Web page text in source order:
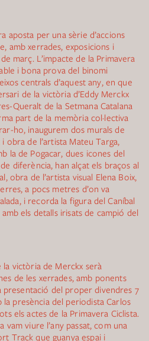
aposta per una sèrie d’accions
amb xerrades, exposicions i
març. L’impacte de la Primavera
i bona prova del binomi
centrals d’aquest any, en que
de la victòria d’Eddy Merckx
Queralt de la Setmana Catalana
part de la memòria col·lectiva
ho, inaugurem dos murals de
obra de l’artista Mateu Targa,
la de Pogacar, dues icones del
diferència, han alçat els braços al
obra de l’artista visual Elena Boix,
a pocs metres d’on va
i recorda la figura del Caníbal
els detalls irisats de campió del
la victòria de Merckx serà
de les xerrades, amb ponents
presentació del proper divendres 7
presència del periodista Carlos
els actes de la Primavera Ciclista.
vam viure l’any passat, com una
Track que guanya espai i